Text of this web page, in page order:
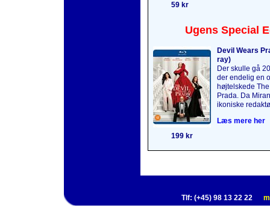
59 kr
Ugens Special
Devil Wears
ray)
Der skulle gå
der endelig en
højtelskede
Prada. Da
ikoniske
Læs mere her
199 kr
Tlf: (+45) 98 13 22 22